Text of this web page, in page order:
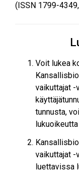
(ISSN 1799-
Voit lukea
vaikuttajat -
tunnusta,
vaikuttajat -
luettavissa